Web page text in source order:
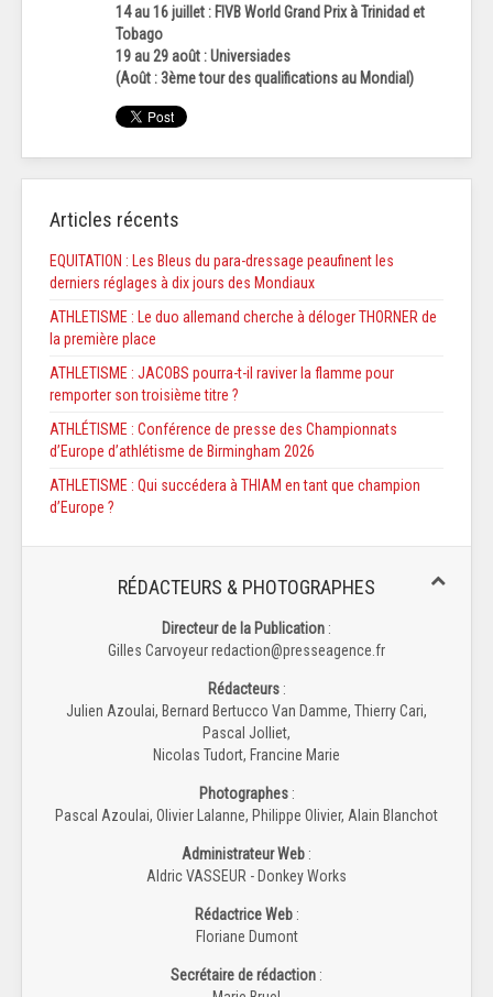
14 au 16 juillet : FIVB World Grand Prix à Trinidad et
Tobago
19 au 29 août : Universiades
(Août : 3ème tour des qualifications au Mondial)
Articles récents
EQUITATION : Les Bleus du para-dressage peaufinent les
derniers réglages à dix jours des Mondiaux
ATHLETISME : Le duo allemand cherche à déloger THORNER de
la première place
ATHLETISME : JACOBS pourra-t-il raviver la flamme pour
remporter son troisième titre ?
ATHLÉTISME : Conférence de presse des Championnats
d’Europe d’athlétisme de Birmingham 2026
ATHLETISME : Qui succédera à THIAM en tant que champion
d’Europe ?
RÉDACTEURS & PHOTOGRAPHES
Directeur de la Publication :
Gilles Carvoyeur redaction@presseagence.fr
Rédacteurs:
Julien Azoulai, Bernard Bertucco Van Damme, Thierry Cari,
Pascal Jolliet,
Nicolas Tudort, Francine Marie
Photographes:
Pascal Azoulai, Olivier Lalanne, Philippe Olivier, Alain Blanchot
Administrateur Web :
Aldric VASSEUR - Donkey Works
Rédactrice Web:
Floriane Dumont
Secrétaire de rédaction :